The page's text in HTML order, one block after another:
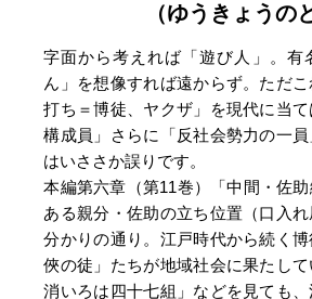
（ゆうきょうの
字面から考えれば「遊び人」。有
ん」を想像すれば遠からず。ただ
打ち＝博徒、ヤクザ」を現代に当
構成員」さらに「反社会勢力の一
はいささか誤りです。
本編第六章（第11巻）「中間・佐
ある親分・佐助の立ち位置（口入
分かりの通り。江戸時代から続く
俠の徒」たちが地域社会に果たし
消いろは四十七組」などを見ても